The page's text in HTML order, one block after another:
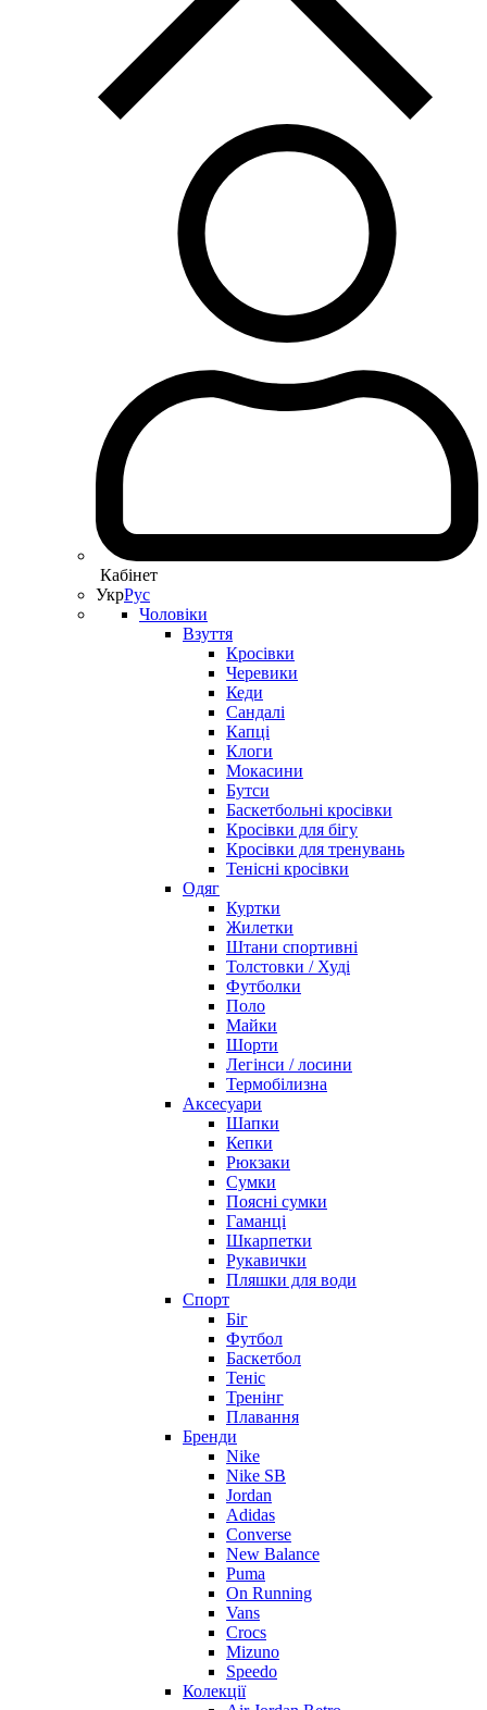
Кабінет
УкрРус
Чоловіки
Взуття
Кросівки
Черевики
Кеди
Сандалі
Капці
Клоги
Мокасини
Бутси
Баскетбольні кросівки
Кросівки для бігу
Кросівки для тренувань
Тенісні кросівки
Одяг
Куртки
Жилетки
Штани спортивні
Толстовки / Худі
Футболки
Поло
Майки
Шорти
Легінси / лосини
Термобілизна
Аксесуари
Шапки
Кепки
Рюкзаки
Сумки
Поясні сумки
Гаманці
Шкарпетки
Рукавички
Пляшки для води
Спорт
Біг
Футбол
Баскетбол
Теніс
Тренінг
Плавання
Бренди
Nike
Nike SB
Jordan
Adidas
Converse
New Balance
Puma
On Running
Vans
Crocs
Mizuno
Speedo
Колекції